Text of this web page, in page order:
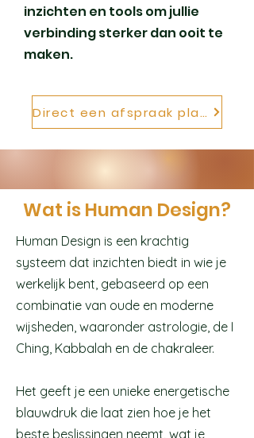
inzichten en tools om jullie
verbinding sterker dan ooit te
maken.
Direct een afspraak plannen
Wat is Human Design?
Human Design is een krachtig
systeem dat inzichten biedt in wie je
werkelijk bent, gebaseerd op een
combinatie van oude en moderne
wijsheden, waaronder astrologie, de I
Ching, Kabbalah en de chakraleer.
Het geeft je een unieke energetische
blauwdruk die laat zien hoe je het
beste beslissingen neemt, wat je